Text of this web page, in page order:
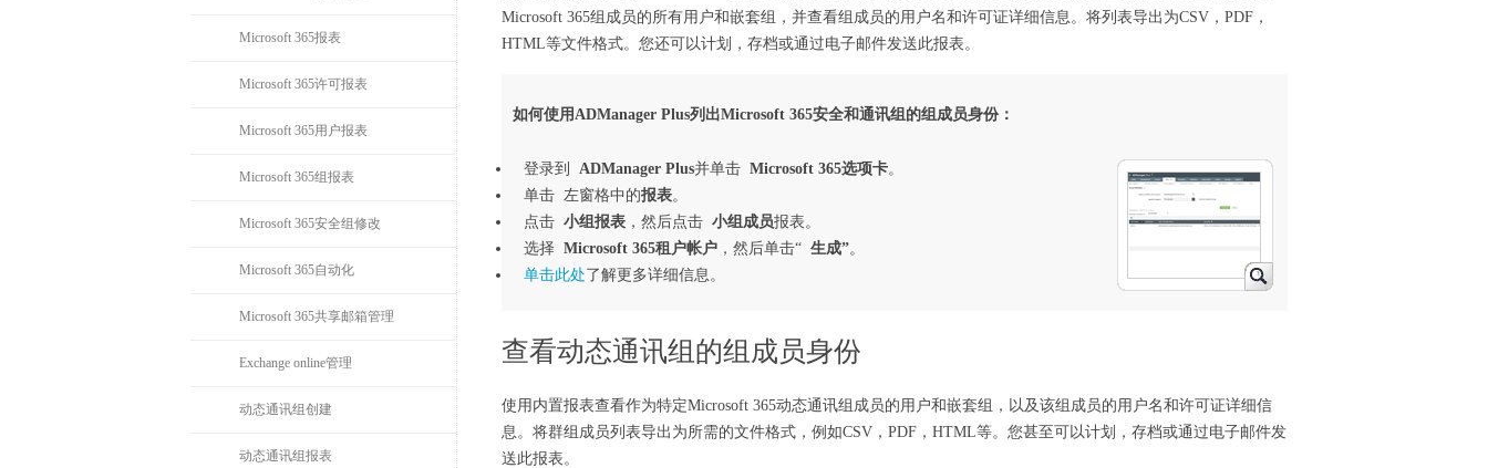
Microsoft 365报表
Microsoft 365许可报表
Microsoft 365用户报表
Microsoft 365组报表
Microsoft 365安全组修改
Microsoft 365自动化
Microsoft 365共享邮箱管理
Exchange online管理
动态通讯组创建
动态通讯组报表
Microsoft 365组成员的所有用户和嵌套组，并查看组成员的用户名和许可证详细信息。将列表导出为CSV，PDF，
HTML等文件格式。您还可以计划，存档或通过电子邮件发送此报表。
如何使用ADManager Plus列出Microsoft 365安全和通讯组的组成员身份：
登录到 ADManager Plus并单击 Microsoft 365选项卡。
单击 左窗格中的报表。
点击 小组报表 ，然后点击 小组成员报表。
选择 Microsoft 365租户帐户 ，然后单击“ 生成”。
单击此处了解更多详细信息。
查看动态通讯组的组成员身份
使用内置报表查看作为特定Microsoft 365动态通讯组成员的用户和嵌套组，以及该组成员的用户名和许可证详细信
息。将群组成员列表导出为所需的文件格式，例如CSV，PDF，HTML等。您甚至可以计划，存档或通过电子邮件发
送此报表。